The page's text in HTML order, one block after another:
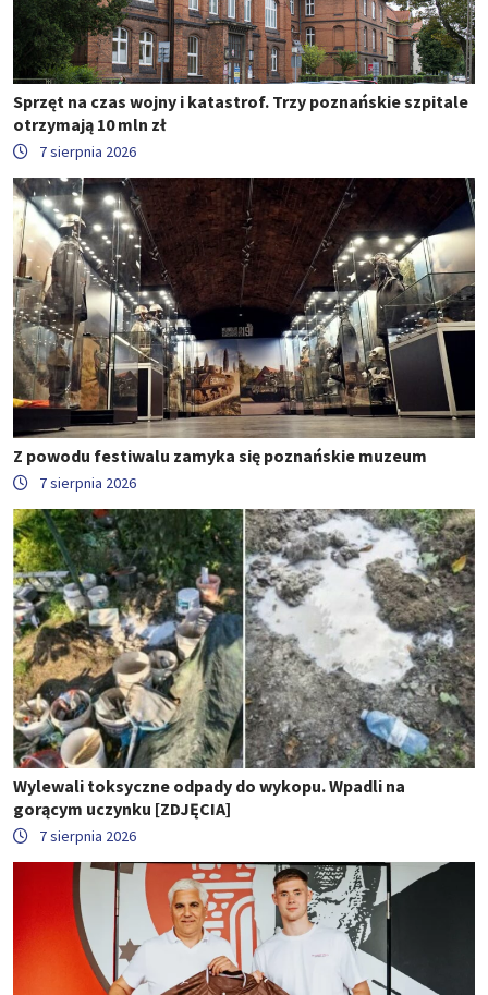
Sprzęt na czas wojny i katastrof. Trzy poznańskie szpitale
otrzymają 10 mln zł
7 sierpnia 2026
Z powodu festiwalu zamyka się poznańskie muzeum
7 sierpnia 2026
Wylewali toksyczne odpady do wykopu. Wpadli na
gorącym uczynku [ZDJĘCIA]
7 sierpnia 2026